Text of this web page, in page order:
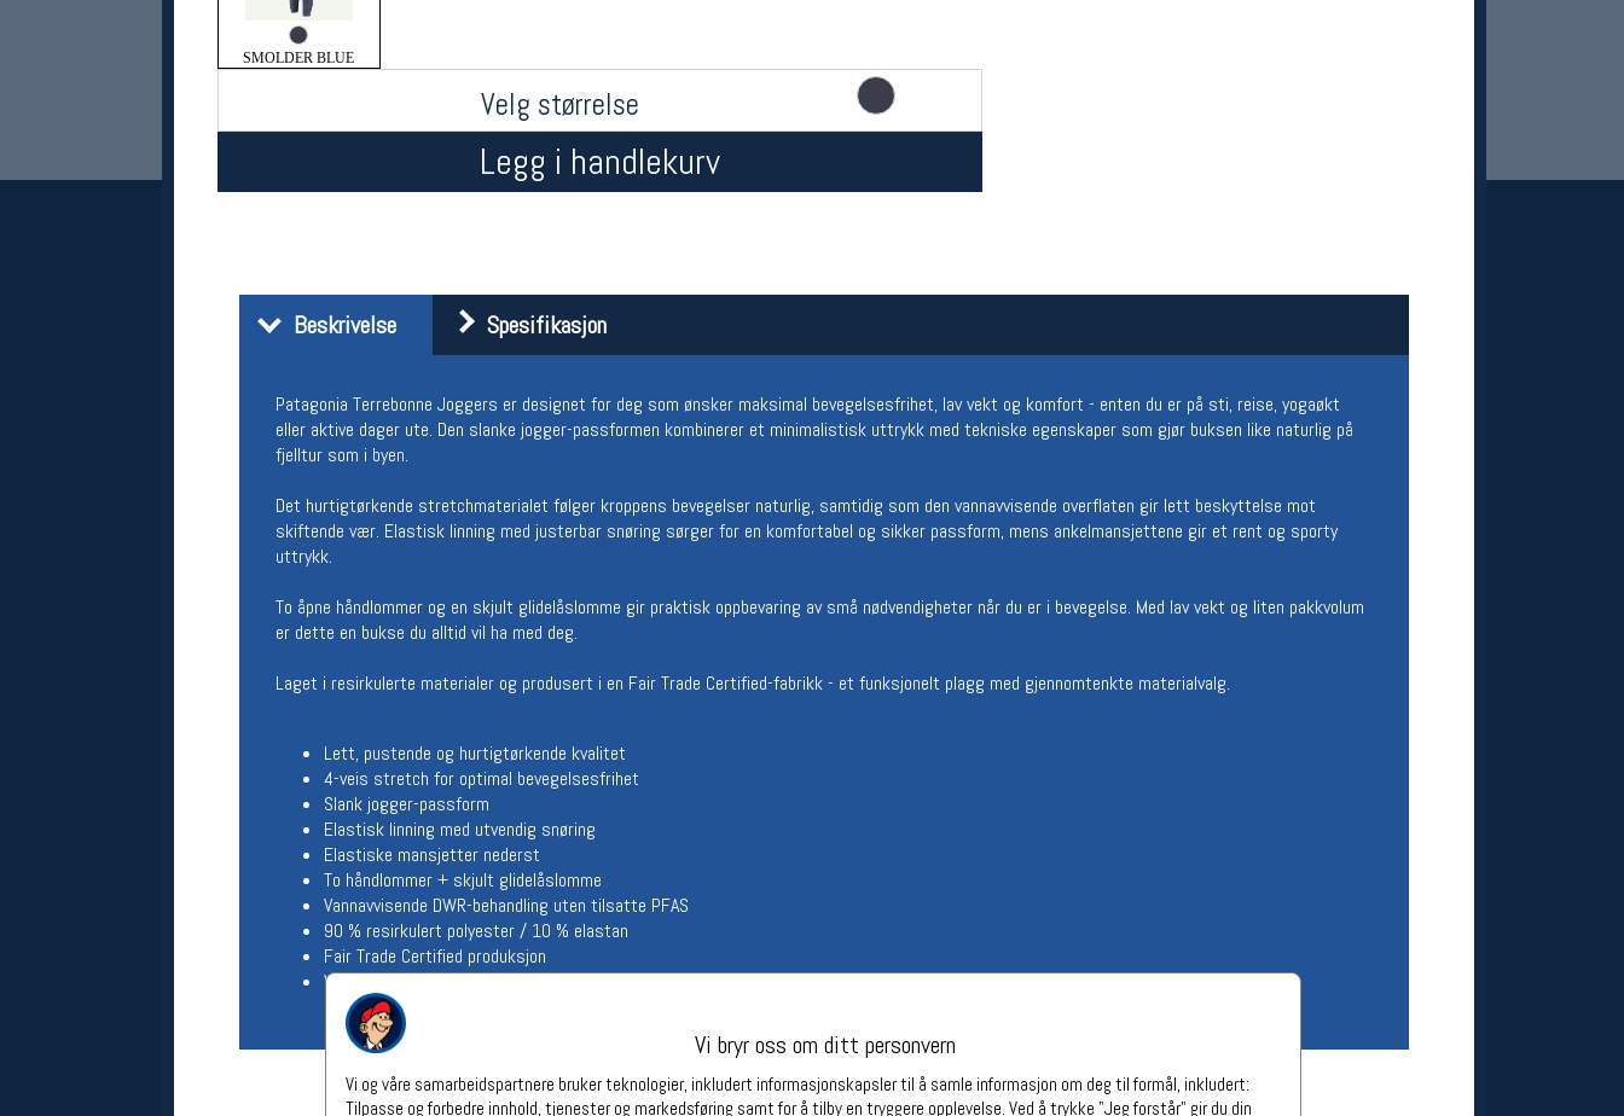
SMOLDER BLUE
Velg størrelse
Legg i handlekurv
Beskrivelse Spesifikasjon
Patagonia Terrebonne Joggers er designet for deg som ønsker maksimal bevegelsesfrihet, lav vekt og komfort - enten du er på sti, reise, yogaøkt
eller aktive dager ute. Den slanke jogger-passformen kombinerer et minimalistisk uttrykk med tekniske egenskaper som gjør buksen like naturlig på
fjelltur som i byen.
Det hurtigtørkende stretchmaterialet følger kroppens bevegelser naturlig, samtidig som den vannavvisende overflaten gir lett beskyttelse mot
skiftende vær. Elastisk linning med justerbar snøring sørger for en komfortabel og sikker passform, mens ankelmansjettene gir et rent og sporty
uttrykk.
To åpne håndlommer og en skjult glidelåslomme gir praktisk oppbevaring av små nødvendigheter når du er i bevegelse. Med lav vekt og liten pakkvolum
er dette en bukse du alltid vil ha med deg.
Laget i resirkulerte materialer og produsert i en Fair Trade Certified-fabrikk - et funksjonelt plagg med gjennomtenkte materialvalg.
Lett, pustende og hurtigtørkende kvalitet
4-veis stretch for optimal bevegelsesfrihet
Slank jogger-passform
Elastisk linning med utvendig snøring
Elastiske mansjetter nederst
To håndlommer + skjult glidelåslomme
Vannavvisende DWR-behandling uten tilsatte PFAS
90 % resirkulert polyester / 10 % elastan
Fair Trade Certified produksjon
Vekt: ca. 139 g
Vi bryr oss om ditt personvern
Vi og våre samarbeidspartnere bruker teknologier, inkludert informasjonskapsler til å samle informasjon om deg til formål, inkludert:
Tilpasse og forbedre innhold, tjenester og markedsføring samt for å tilby en tryggere opplevelse. Ved å trykke "Jeg forstår" gir du din
Her finner du oss
0183 Oslo
Telefon: 23 32 62 00
(telefontid man-fredag klokken 10-13)
Om oss
Kontakt oss
Man-Fredag:
11-18
Magasinet
MELD DEG INN GRATIS
Åpningstider verkstedet
Man-Fredag:
11-18
Om verkstedet
nederste blå linjen
Betingelser
Informasjonskapsler
Ledige stillinger
Følg oss på